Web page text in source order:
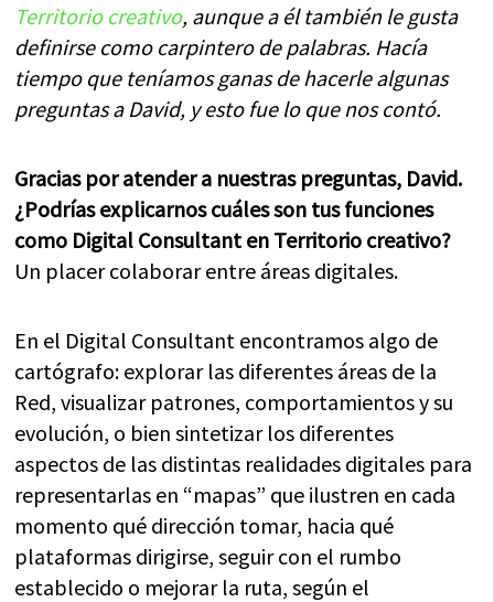
Territorio creativo, aunque a él también le gusta
definirse como carpintero de palabras. Hacía
tiempo que teníamos ganas de hacerle algunas
preguntas a David, y esto fue lo que nos contó.
Gracias por atender a nuestras preguntas, David.
¿Podrías explicarnos cuáles son tus funciones
como Digital Consultant en Territorio creativo?
Un placer colaborar entre áreas digitales.
En el Digital Consultant encontramos algo de
cartógrafo: explorar las diferentes áreas de la
Red, visualizar patrones, comportamientos y su
evolución, o bien sintetizar los diferentes
aspectos de las distintas realidades digitales para
representarlas en “mapas” que ilustren en cada
momento qué dirección tomar, hacia qué
plataformas dirigirse, seguir con el rumbo
establecido o mejorar la ruta, según el